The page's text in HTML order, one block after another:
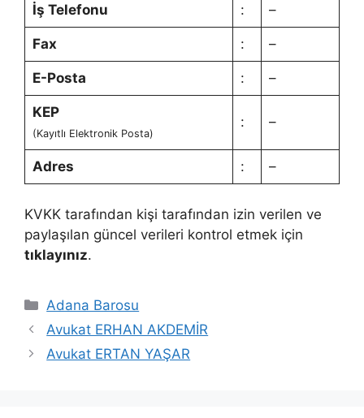
İş Telefonu : –
Fax : –
E-Posta : –
KEP
(Kayıtlı Elektronik Posta)
: –
Adres : –
KVKK tarafından kişi tarafından izin verilen ve
paylaşılan güncel verileri kontrol etmek için
tıklayınız.
Kategoriler
Adana Barosu
Avukat ERHAN AKDEMİR
Avukat ERTAN YAŞAR